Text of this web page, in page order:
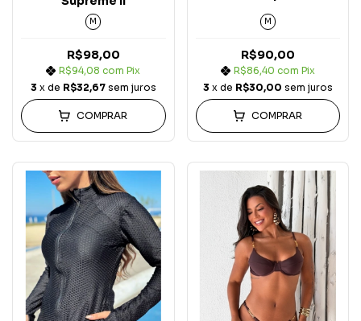
M
R$98,00
R$94,08com Pix
3 x de R$32,67 sem juros
COMPRAR
M
R$90,00
R$86,40 com Pix
3 x de R$30,00 sem juros
COMPRAR